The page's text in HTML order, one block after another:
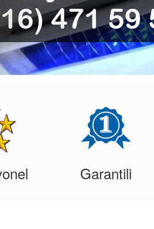
Garantili